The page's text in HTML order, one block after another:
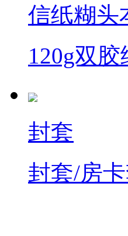
信纸糊头
120g双
封套
封套/房